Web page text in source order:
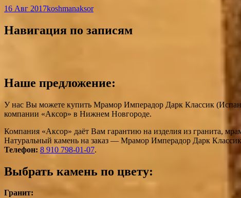
16 Авг 2017koshmanaksor
Навигация по записям
Наше предложение:
У нас Вы можете купить Мрамор Имперадор Дарк Классик
компании «Аксор» в Нижнем Новгороде.
Компания «Аксор» даёт Вам гарантию на изделия из гранита,
Натуральный камень на заказ — Мрамор Имперадор Дарк
Телефон: 8 910 798-01-07.
Выбрать камень по цвету:
Гранит: